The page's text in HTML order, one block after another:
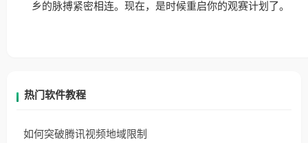
乡的脉搏紧密相连。现在，是时候重启你的观赛计划了。
热门软件教程
如何突破腾讯视频地域限制